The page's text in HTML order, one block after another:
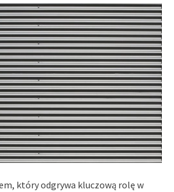
który odgrywa kluczową rolę w